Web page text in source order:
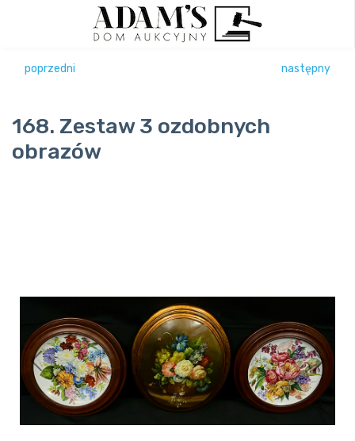
poprzedni następny
168. Zestaw 3 ozdobnych
obrazów
Previous Next